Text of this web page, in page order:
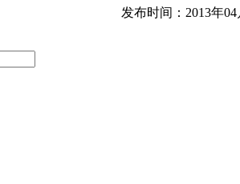
发布时间：2013年04